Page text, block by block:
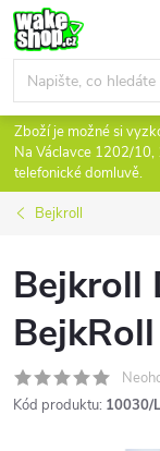
Přejít
na
obsah
Zboží je možné si
Na Václavce 1202/
telefonické domluvě.
Bejkroll
Bejkroll
Kód produktu: 10030/L